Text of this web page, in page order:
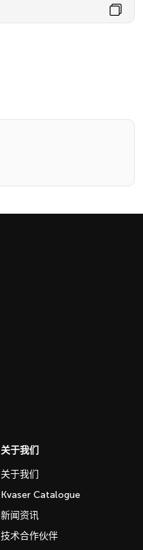
关于我们
关于我们
Kvaser Catalogue
新闻资讯
技术合作伙伴